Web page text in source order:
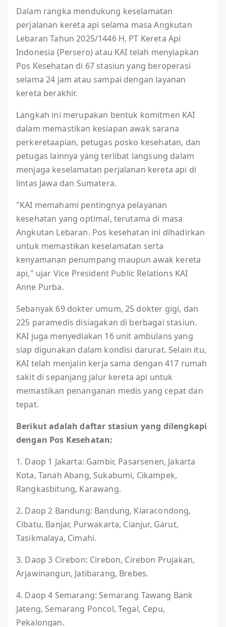
Dalam rangka mendukung keselamatan
perjalanan kereta api selama masa Angkutan
Lebaran Tahun 2025/1446 H, PT Kereta Api
Indonesia (Persero) atau KAI telah menyiapkan
Pos Kesehatan di 67 stasiun yang beroperasi
selama 24 jam atau sampai dengan layanan
kereta berakhir.
Langkah ini merupakan bentuk komitmen KAI
dalam memastikan kesiapan awak sarana
perkeretaapian, petugas posko kesehatan, dan
petugas lainnya yang terlibat langsung dalam
menjaga keselamatan perjalanan kereta api di
lintas Jawa dan Sumatera.
"KAI memahami pentingnya pelayanan
kesehatan yang optimal, terutama di masa
Angkutan Lebaran. Pos kesehatan ini dihadirkan
untuk memastikan keselamatan serta
kenyamanan penumpang maupun awak kereta
api," ujar Vice President Public Relations KAI
Anne Purba.
Sebanyak 69 dokter umum, 25 dokter gigi, dan
225 paramedis disiagakan di berbagai stasiun.
KAI juga menyediakan 16 unit ambulans yang
siap digunakan dalam kondisi darurat. Selain itu,
KAI telah menjalin kerja sama dengan 417 rumah
sakit di sepanjang jalur kereta api untuk
memastikan penanganan medis yang cepat dan
tepat.
Berikut adalah daftar stasiun yang dilengkapi
dengan Pos Kesehatan:
1. Daop 1 Jakarta: Gambir, Pasarsenen, Jakarta
Kota, Tanah Abang, Sukabumi, Cikampek,
Rangkasbitung, Karawang.
2. Daop 2 Bandung: Bandung, Kiaracondong,
Cibatu, Banjar, Purwakarta, Cianjur, Garut,
Tasikmalaya, Cimahi.
3. Daop 3 Cirebon: Cirebon, Cirebon Prujakan,
Arjawinangun, Jatibarang, Brebes.
4. Daop 4 Semarang: Semarang Tawang Bank
Jateng, Semarang Poncol, Tegal, Cepu,
Pekalongan.